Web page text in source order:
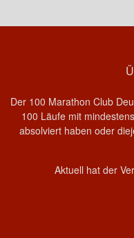
Der 100 Marathon Club
100 Läufe mit
absolviert haben oder
Aktuell hat der